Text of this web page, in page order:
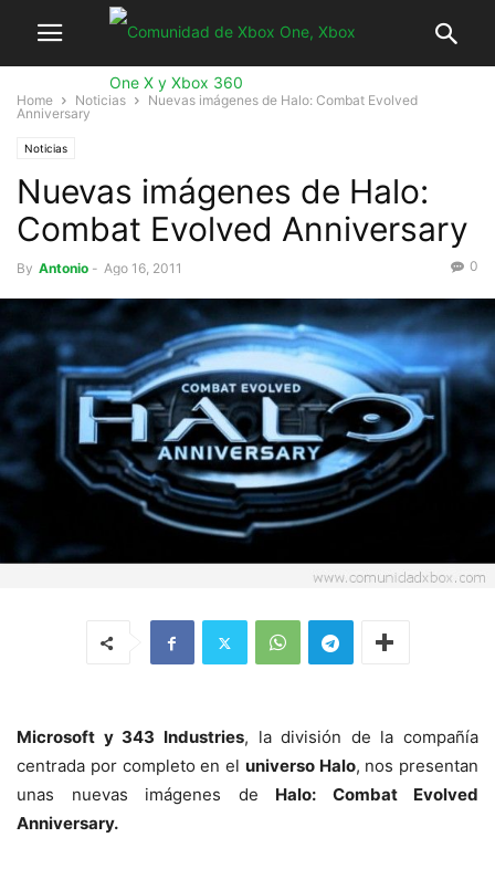
Home Noticias
Nuevas imágenes de Halo: Combat Evolved
Anniversary
Noticias
Nuevas imágenes de Halo:
Combat Evolved Anniversary
By Antonio - Ago 16, 2011 0
Microsoft y 343 Industries, la división de la compañía
centrada por completo en el universo Halo, nos presentan
unas nuevas imágenes de Halo: Combat Evolved
Anniversary.